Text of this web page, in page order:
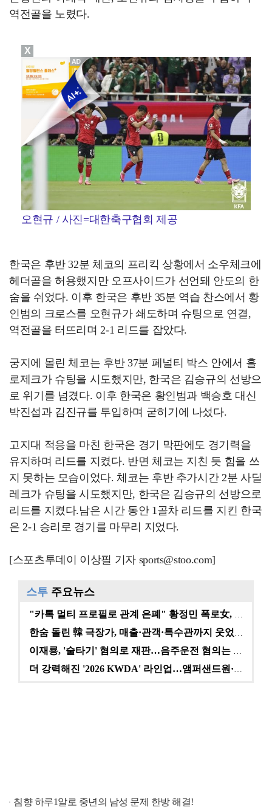
역전골을 노렸다.
오현규 / 사진=대한축구협회 제공
한국은 후반 32분 체코의 프리킥 상황에서 소우체크에
헤더골을 허용했지만 오프사이드가 선언돼 안도의 한
숨을 쉬었다. 이후 한국은 후반 35분 역습 찬스에서 황
인범의 크로스를 오현규가 쇄도하며 슈팅으로 연결,
역전골을 터뜨리며 2-1 리드를 잡았다.
궁지에 몰린 체코는 후반 37분 페널티 박스 안에서 흘
로제크가 슈팅을 시도했지만, 한국은 김승규의 선방으
로 위기를 넘겼다. 이후 한국은 황인범과 백승호 대신
박진섭과 김진규를 투입하며 굳히기에 나섰다.
고지대 적응을 마친 한국은 경기 막판에도 경기력을
유지하며 리드를 지켰다. 반면 체코는 지친 듯 힘을 쓰
지 못하는 모습이었다. 체코는 후반 추가시간 2분 사딜
레크가 슈팅을 시도했지만, 한국은 김승규의 선방으로
리드를 지켰다.남은 시간 동안 1골차 리드를 지킨 한국
은 2-1 승리로 경기를 마무리 지었다.
[스포츠투데이 이상필 기자 sports@stoo.com]
스투 주요뉴스
"카톡 멀티 프로필로 관계 은폐" 황정민 폭로女, 문자…
한숨 돌린 韓 극장가, 매출·관객·특수관까지 웃었다 […
이재룡, '술타기' 혐의로 재판…음주운전 혐의는 미적용…
더 강력해진 '2026 KWDA' 라인업…앰퍼샌드원·나…
X